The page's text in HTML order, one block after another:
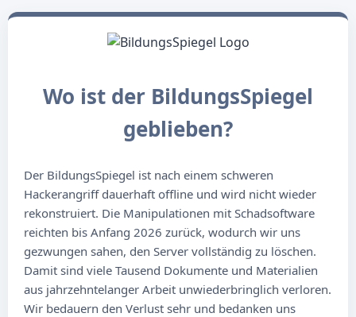
Wo ist der BildungsSpiegel
geblieben?
Der BildungsSpiegel ist nach einem schweren
Hackerangriff dauerhaft offline und wird nicht wieder
rekonstruiert. Die Manipulationen mit Schadsoftware
reichten bis Anfang 2026 zurück, wodurch wir uns
gezwungen sahen, den Server vollständig zu löschen.
Damit sind viele Tausend Dokumente und Materialien
aus jahrzehntelanger Arbeit unwiederbringlich verloren.
Wir bedauern den Verlust sehr und bedanken uns